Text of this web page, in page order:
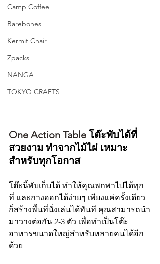
Camp Coffee
Barebones
Kermit Chair
Zpacks
NANGA
TOKYO CRAFTS
One Action Table โต๊ะพับได้ที่
สวยงาม ทำจากไม้ไผ่ เหมาะ
สำหรับทุกโอกาส
โต๊ะนี้พับเก็บได้ ทำให้คุณพกพาไปได้ทุก
ที่ และกางออกได้ง่ายๆ เพียงแค่ครั้งเดียว
ก็สร้างพื้นที่นั่งเล่นได้ทันที คุณสามารถนำ
มาวางต่อกัน 2-3 ตัว เพื่อทำเป็นโต๊ะ
อาหารขนาดใหญ่สำหรับหลายคนได้อีก
ด้วย